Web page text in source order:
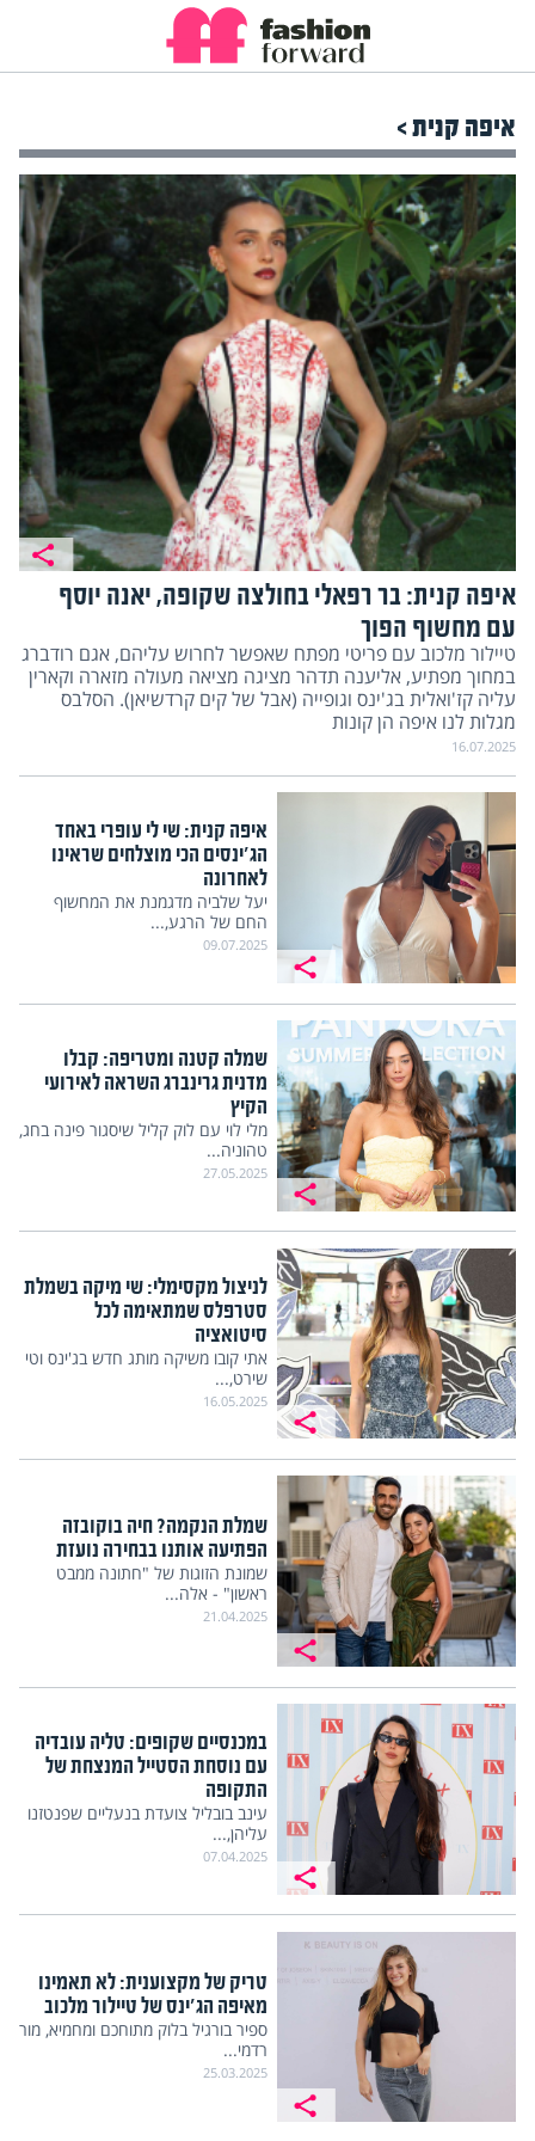
איפה קנית >
איפה קנית: בר רפאלי בחולצה שקופה, יאנה יוסף
עם מחשוף הפוך
טיילור מלכוב עם פריטי מפתח שאפשר לחרוש עליהם, אגם רודברג
במחוך מפתיע, אליענה תדהר מציגה מציאה מעולה מזארה וקארין
עליה קז'ואלית בג'ינס וגופייה (אבל של קים קרדשיאן). הסלבס
מגלות לנו איפה הן קונות
16.07.2025
איפה קנית: שי לי עופרי באחד
הג'ינסים הכי מוצלחים שראינו
לאחרונה
יעל שלביה מדגמנת את המחשוף
החם של הרגע,...
09.07.2025
שמלה קטנה ומטריפה: קבלו
מדנית גרינברג השראה לאירועי
הקיץ
מלי לוי עם לוק קליל שיסגור פינה בחג,
טהוניה...
27.05.2025
לניצול מקסימלי: שי מיקה בשמלת
סטרפלס שמתאימה לכל
סיטואציה
אתי קובו משיקה מותג חדש בג'ינס וטי
שירט,...
16.05.2025
שמלת הנקמה? חיה בוקובזה
הפתיעה אותנו בבחירה נועזת
שמונת הזוגות של "חתונה ממבט
ראשון" - אלה...
21.04.2025
במכנסיים שקופים: טליה עובדיה
עם נוסחת הסטייל המנצחת של
התקופה
עינב בובליל צועדת בנעליים שפנטזנו
עליהן,...
07.04.2025
טריק של מקצוענית: לא תאמינו
מאיפה הג'ינס של טיילור מלכוב
ספיר בורגיל בלוק מתוחכם ומחמיא, מור
רדמי...
25.03.2025